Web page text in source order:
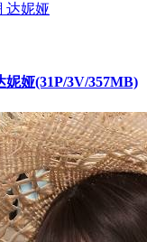
妮娅(31P/3V/357MB)